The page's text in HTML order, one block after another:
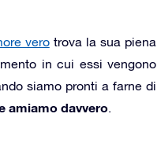
verotrova la sua piena
in cui essi vengono
siamo pronti a farne di
amiamo davvero.